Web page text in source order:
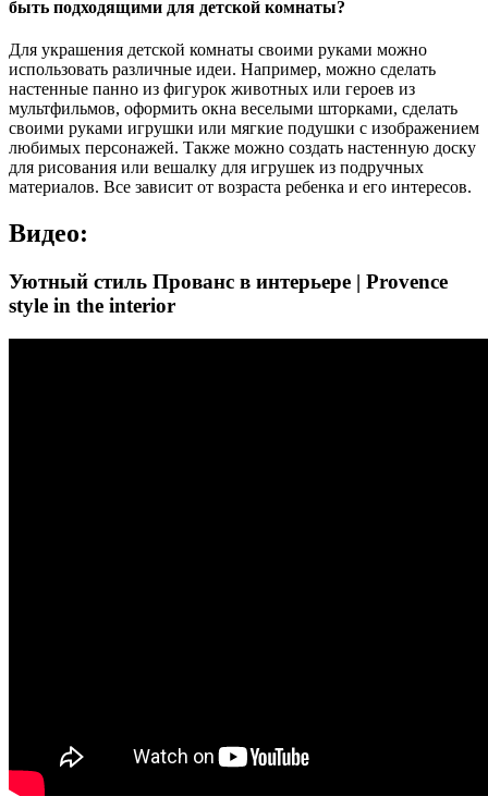
быть подходящими для детской комнаты?
Для украшения детской комнаты своими руками можно
использовать различные идеи. Например, можно сделать
настенные панно из фигурок животных или героев из
мультфильмов, оформить окна веселыми шторками, сделать
своими руками игрушки или мягкие подушки с изображением
любимых персонажей. Также можно создать настенную доску
для рисования или вешалку для игрушек из подручных
материалов. Все зависит от возраста ребенка и его интересов.
Видео:
Уютный стиль Прованс в интерьере | Provence
style in the interior